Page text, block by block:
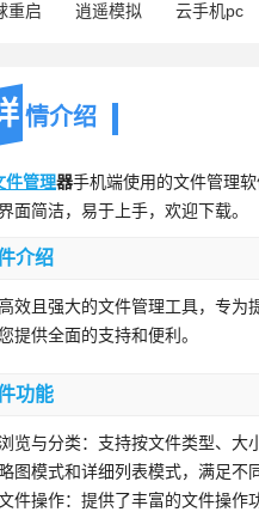
重启
逍遥模拟
云手机pc
情介绍
件管理器手机端使用的文件管理
面简洁，易于上手，欢迎下载。
介绍
效且强大的文件管理工具，专为
提供全面的支持和便利。
功能
览与分类：支持按文件类型、大
图模式和详细列表模式，满足不
件操作：提供了丰富的文件操作